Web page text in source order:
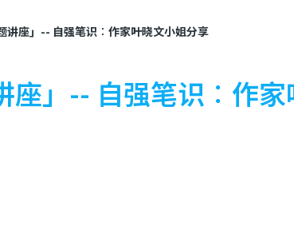
讲座」-- 自强笔识︰作家叶晓文小姐分享
座」-- 自强笔识︰作